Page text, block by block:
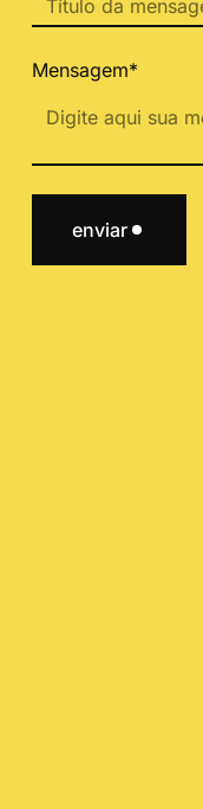
Mensagem*
enviar